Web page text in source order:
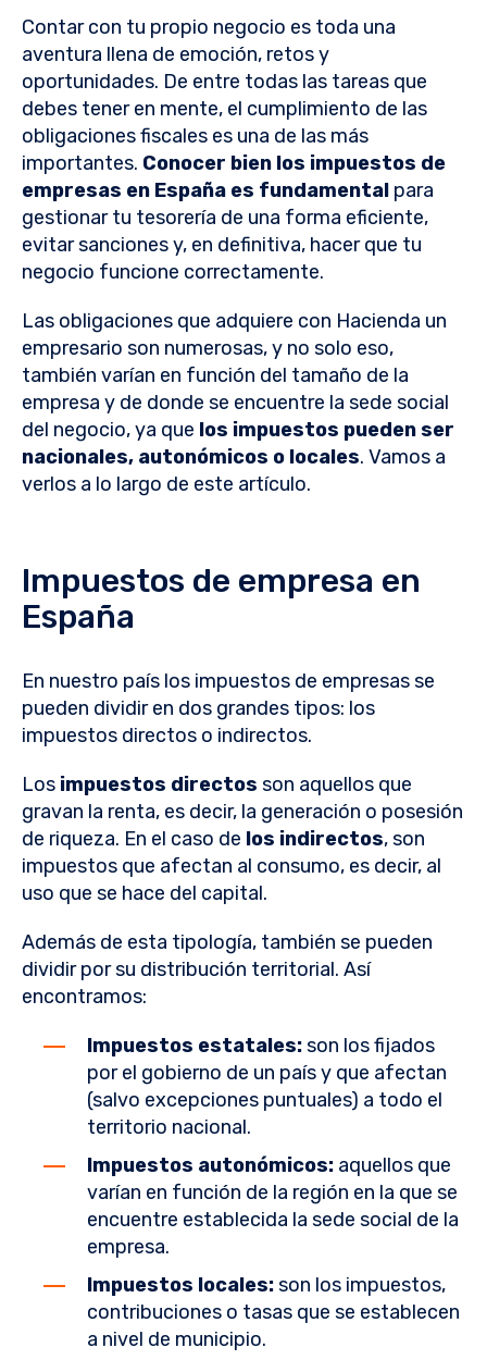
Contar con tu propio negocio es toda una
aventura llena de emoción, retos y
oportunidades. De entre todas las tareas que
debes tener en mente, el cumplimiento de las
obligaciones fiscales es una de las más
importantes. Conocer bien los impuestos de
empresas en España es fundamental para
gestionar tu tesorería de una forma eficiente,
evitar sanciones y, en definitiva, hacer que tu
negocio funcione correctamente.
Las obligaciones que adquiere con Hacienda un
empresario son numerosas, y no solo eso,
también varían en función del tamaño de la
empresa y de donde se encuentre la sede social
del negocio, ya que los impuestos pueden ser
nacionales, autonómicos o locales. Vamos a
verlos a lo largo de este artículo.
Impuestos de empresa en
España
En nuestro país los impuestos de empresas se
pueden dividir en dos grandes tipos: los
impuestos directos o indirectos.
Los impuestos directos son aquellos que
gravan la renta, es decir, la generación o posesión
de riqueza. En el caso de los indirectos, son
impuestos que afectan al consumo, es decir, al
uso que se hace del capital.
Además de esta tipología, también se pueden
dividir por su distribución territorial. Así
encontramos:
Impuestos estatales:son los fijados
por el gobierno de un país y que afectan
(salvo excepciones puntuales) a todo el
territorio nacional.
Impuestos autonómicos: aquellos que
varían en función de la región en la que se
encuentre establecida la sede social de la
empresa.
Impuestos locales:son los impuestos,
contribuciones o tasas que se establecen
a nivel de municipio.